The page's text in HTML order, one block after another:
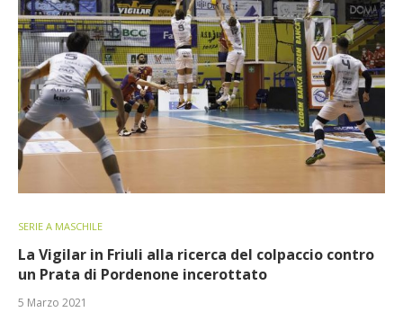
SERIE A MASCHILE
La Vigilar in Friuli alla ricerca del colpaccio contro
un Prata di Pordenone incerottato
5 Marzo 2021